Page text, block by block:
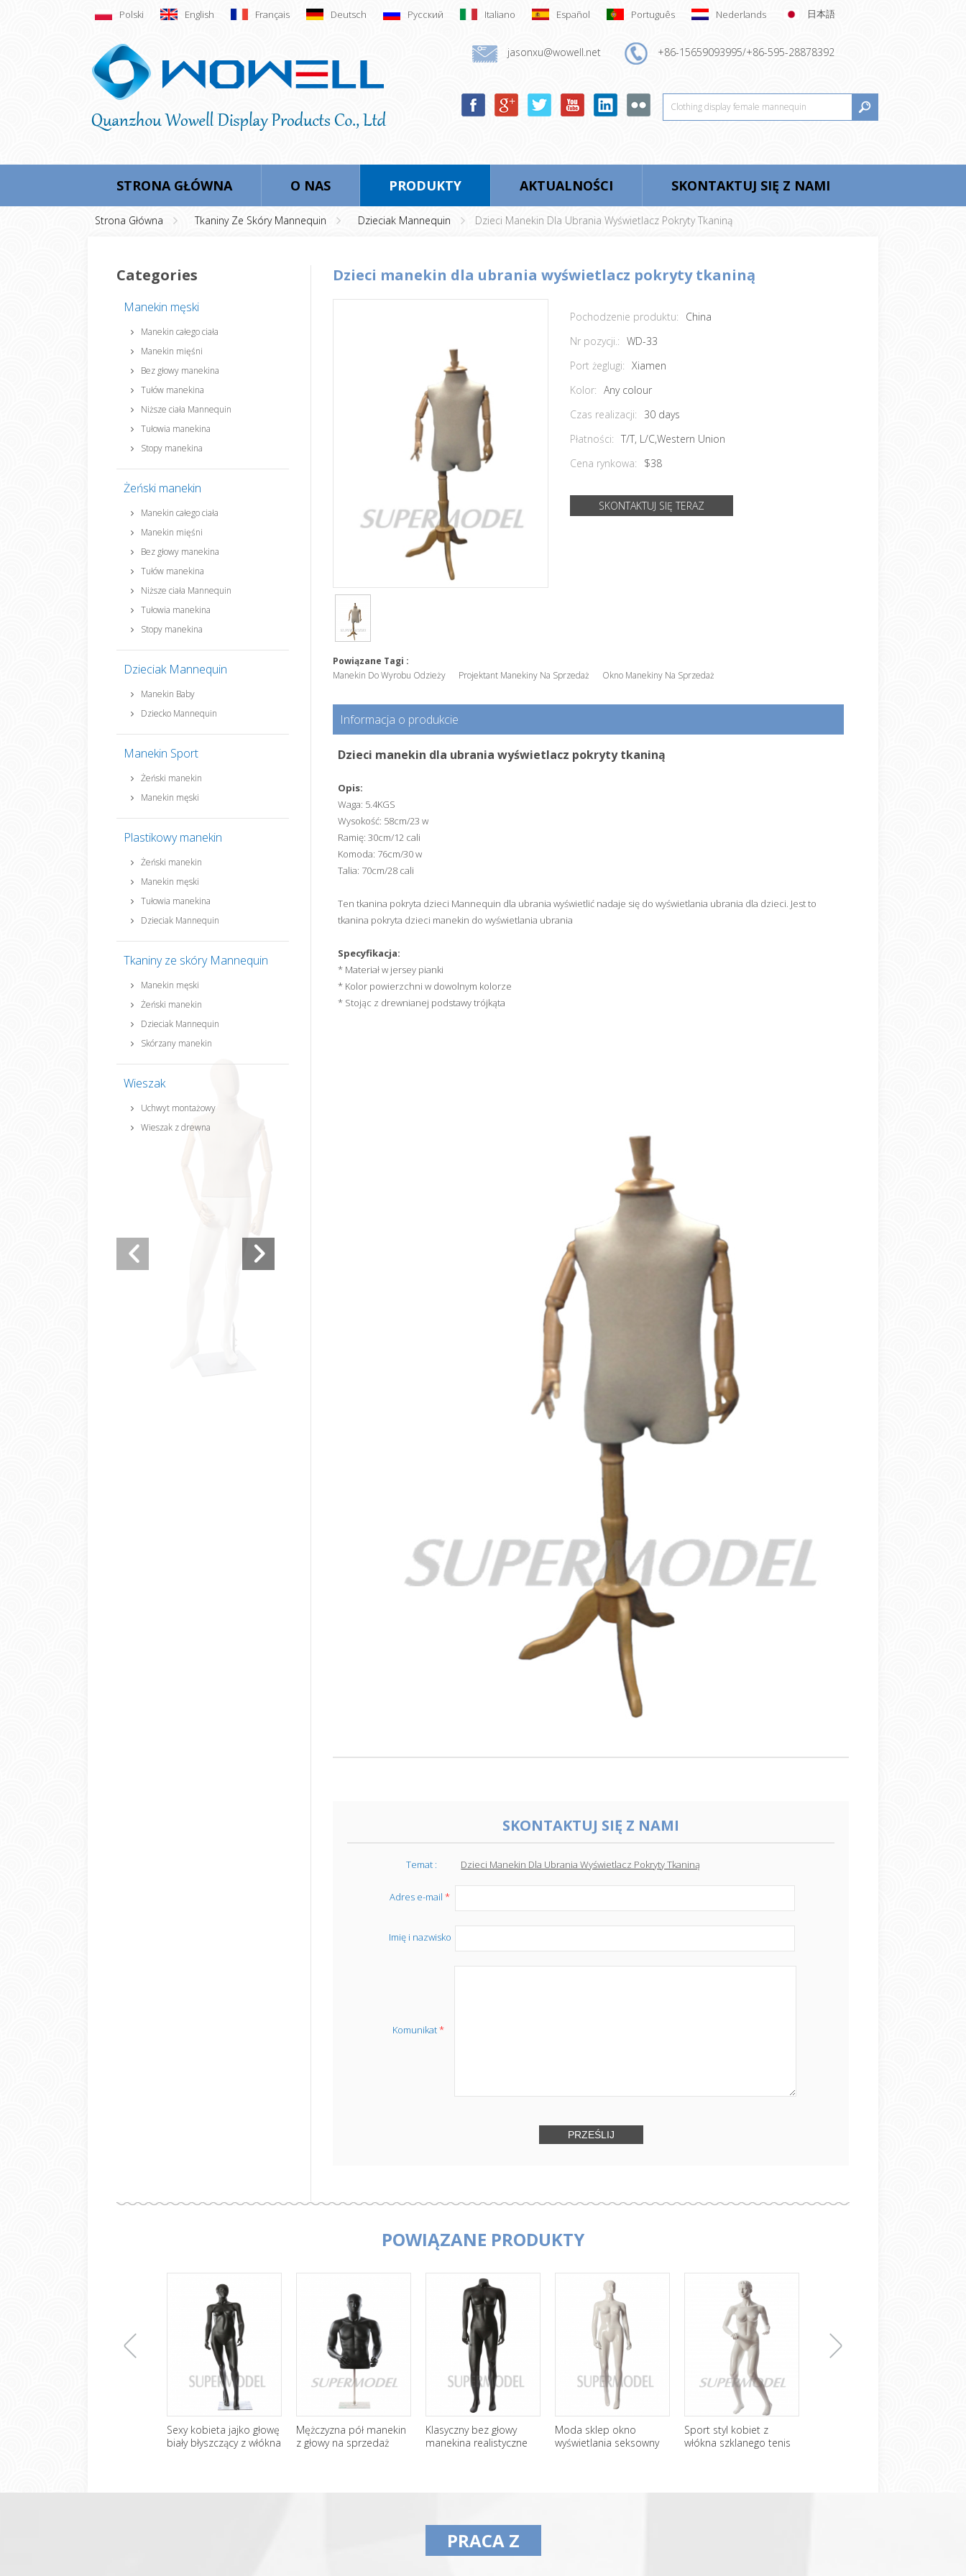
Polski English Français Deutsch Русский Italiano Español Português Nederlands 日本語
jasonxu@wowell.net +86-15659093995/+86-595-28878392
STRONA GŁÓWNA O NAS PRODUKTY AKTUALNOŚCI SKONTAKTUJ SIĘ Z NAMI
Strona Główna Tkaniny Ze Skóry Mannequin Dzieciak Mannequin Dzieci Manekin Dla Ubrania Wyświetlacz Pokryty Tkaniną
Categories
Manekin męski
Manekin całego ciała
Manekin mięśni
Bez głowy manekina
Tułów manekina
Niższe ciała Mannequin
Tułowia manekina
Stopy manekina
Żeński manekin
Manekin całego ciała
Manekin mięśni
Bez głowy manekina
Tułów manekina
Niższe ciała Mannequin
Tułowia manekina
Stopy manekina
Dzieciak Mannequin
Manekin Baby
Dziecko Mannequin
Manekin Sport
Żeński manekin
Manekin męski
Plastikowy manekin
Żeński manekin
Manekin męski
Tułowia manekina
Dzieciak Mannequin
Tkaniny ze skóry Mannequin
Manekin męski
Żeński manekin
Dzieciak Mannequin
Skórzany manekin
Wieszak
Uchwyt montażowy
Wieszak z drewna
dzieci manekin dla ubrania wyświetlacz pokryty tkaniną
Pochodzenie produktu:
China
Nr pozycji.: WD-33
Port żeglugi: Xiamen
Kolor: Any colour
Czas realizacji:
30 days
Płatności: T/T, L/C,Western Union
Cena rynkowa:
$38
SKONTAKTUJ SIĘ TERAZ
Powiązane Tagi :
Manekin Do Wyrobu Odzieży
Projektant Manekiny Na Sprzedaż Okno Manekiny Na Sprzedaż
Informacja o produkcie
Dzieci manekin dla ubrania wyświetlacz pokryty tkaniną
Opis:
Waga: 5.4KGS
Wysokość: 58cm/23 w
Ramię: 30cm/12 cali
Komoda: 76cm/30 w
Talia: 70cm/28 cali
Ten tkanina pokryta dzieci Mannequin dla ubrania wyświetlić nadaje się do wyświetlania ubrania dla dzieci. Jest to
tkanina pokryta dzieci manekin do wyświetlania ubrania
Specyfikacja:
* Materiał w jersey pianki
* Kolor powierzchni w dowolnym kolorze
* Stojąc z drewnianej podstawy trójkąta
SKONTAKTUJ SIĘ Z NAMI
Temat : Dzieci Manekin Dla Ubrania Wyświetlacz Pokryty Tkaniną
Adres e-mail*
Imię i nazwisko
Komunikat*
POWIĄZANE PRODUKTY
Sexy kobieta jajko głowę
biały błyszczący z włókna
Mężczyzna pół manekin
z głowy na sprzedaż
Klasyczny bez głowy
manekina realistyczne
Moda sklep okno
wyświetlania seksowny
Sport styl kobiet z
włókna szklanego tenis
PRACA Z